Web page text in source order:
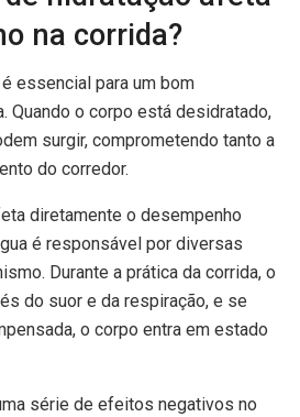
na corrida?
essencial para um bom
Quando o corpo está desidratado,
surgir, comprometendo tanto a
do corredor.
diretamente o desempenho
é responsável por diversas
Durante a prática da corrida, o
do suor e da respiração, e se
o corpo entra em estado
série de efeitos negativos no